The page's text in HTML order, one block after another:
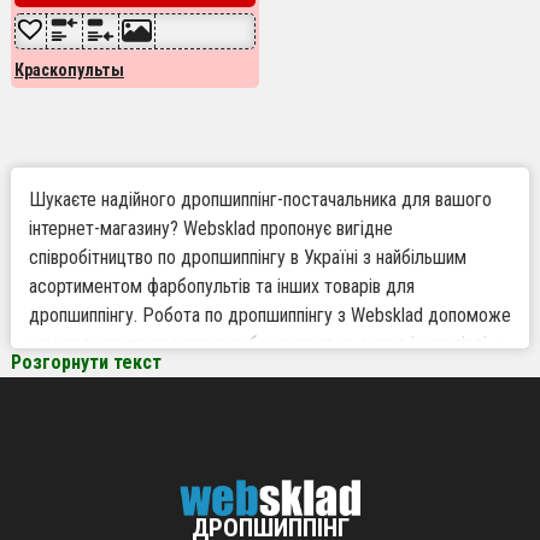
Краскопульты
Шукаєте надійного дропшиппінг-постачальника для вашого
інтернет-магазину? Websklad пропонує вигідне
співробітництво по дропшиппінгу в Україні з найбільшим
асортиментом фарбопультів та інших товарів для
дропшиппінгу. Робота по дропшиппінгу з Websklad допоможе
вам розширити асортимент без затрат на склад і закупівлі, а
також забезпечити швидку доставку клієнтам
інтернет-магазинами.
Розгорнути текст
ДРОПШИППІНГ